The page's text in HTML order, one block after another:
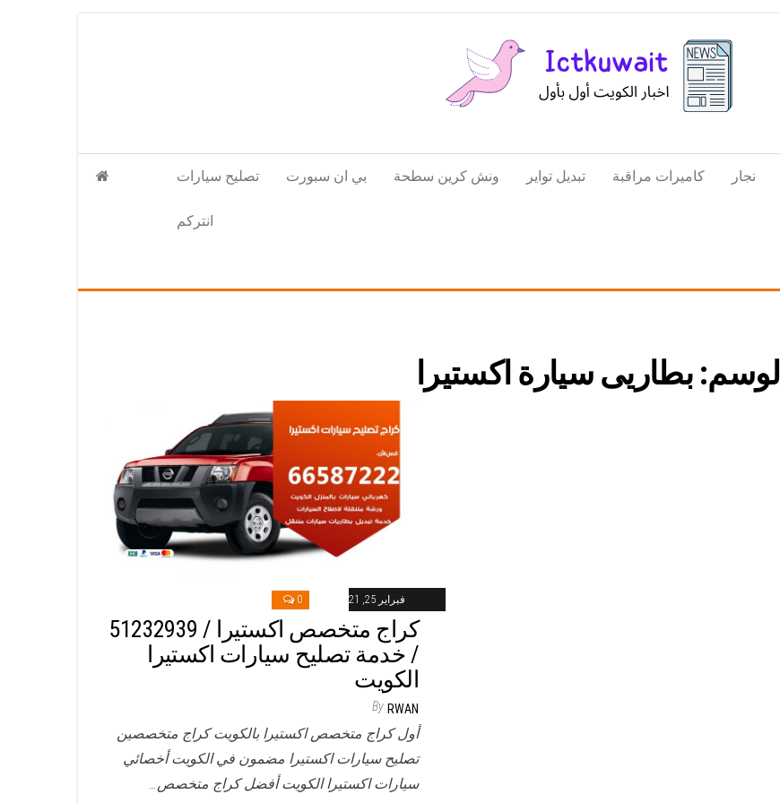
الكويت
تكنولوجيا
المعلومات
تصليح سيارات بي ان سبورت ونش كرين سطحة تبديل تواير كاميرات مراقبة نجار
انتركم
الوسم:بطاريى سيارة اكستيرا
فبراير 25, 2021 0
/ خدمة تصليح سيارات اكستيرا
الكويت
By RWAN
أول كراج متخصص اكستيرا بالكويت كراج متخصصين
تصليح سيارات اكستيرا مضمون في الكويت أخصائي
سيارات اكستيرا الكويت أفضل كراج متخصص…